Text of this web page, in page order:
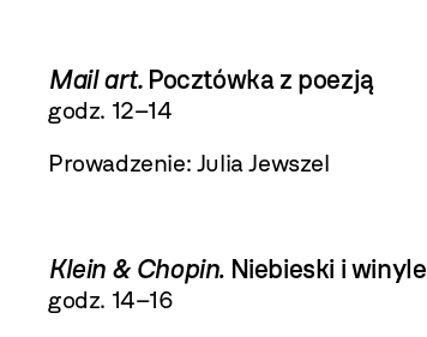
Mail art. Pocztówka z poezją
godz. 12–14
Prowadzenie: Julia Jewszel
Klein & Chopin. Niebieski i winyle
godz. 14–16